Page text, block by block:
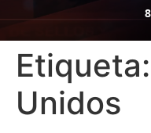
Etiqueta:
Unidos